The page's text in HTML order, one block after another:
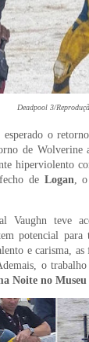
Deadpool 3/
o
de Wolverine
hiperviolento
de Logan, o
Vaughn teve
potencial
e carisma, as
o
Noite no Museu